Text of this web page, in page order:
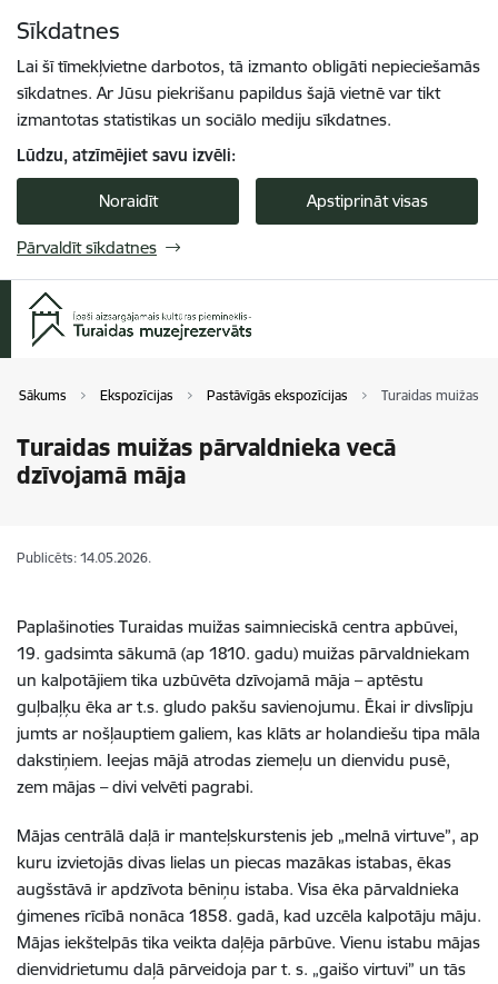
Sīkdatnes
Lai šī tīmekļvietne darbotos, tā izmanto obligāti nepieciešamās
sīkdatnes. Ar Jūsu piekrišanu papildus šajā vietnē var tikt
izmantotas statistikas un sociālo mediju sīkdatnes.
Lūdzu, atzīmējiet savu izvēli:
Noraidīt Apstiprināt visas
Pārvaldīt sīkdatnes
Sākums Ekspozīcijas Pastāvīgās ekspozīcijas Turaidas muižas
Turaidas muižas pārvaldnieka vecā
dzīvojamā māja
Publicēts: 14.05.2026.
Paplašinoties Turaidas muižas saimnieciskā centra apbūvei,
19. gadsimta sākumā (ap 1810. gadu) muižas pārvaldniekam
un kalpotājiem tika uzbūvēta dzīvojamā māja – aptēstu
guļbaļķu ēka ar t.s. gludo pakšu savienojumu. Ēkai ir divslīpju
jumts ar nošļauptiem galiem, kas klāts ar holandiešu tipa māla
dakstiņiem. Ieejas mājā atrodas ziemeļu un dienvidu pusē,
zem mājas – divi velvēti pagrabi.
Mājas centrālā daļā ir manteļskurstenis jeb „melnā virtuve”, ap
kuru izvietojās divas lielas un piecas mazākas istabas, ēkas
augšstāvā ir apdzīvota bēniņu istaba. Visa ēka pārvaldnieka
ģimenes rīcībā nonāca 1858. gadā, kad uzcēla kalpotāju māju.
Mājas iekštelpās tika veikta daļēja pārbūve. Vienu istabu mājas
dienvidrietumu daļā pārveidoja par t. s. „gaišo virtuvi” un tās